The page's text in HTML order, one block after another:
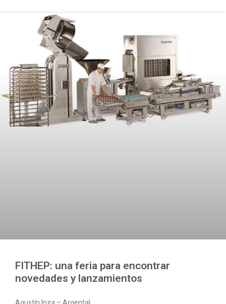
FITHEP: una feria para encontrar
novedades y lanzamientos
Agustín Inza – Argental